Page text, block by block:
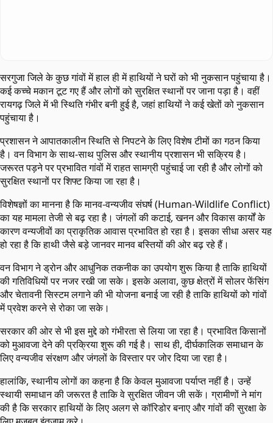
सरगुजा जिले के कुछ गांवों में हाल ही में हाथियों ने घरों को भी नुकसान पहुंचाया है।
कई कच्चे मकान टूट गए हैं और लोगों को सुरक्षित स्थानों पर जाना पड़ा है। वहीं
रायगढ़ जिले में भी स्थिति गंभीर बनी हुई है, जहां हाथियों ने कई खेतों को नुकसान
पहुंचाया है।
प्रशासन ने आपातकालीन स्थिति से निपटने के लिए विशेष टीमों का गठन किया
है। वन विभाग के साथ-साथ पुलिस और स्थानीय प्रशासन भी सक्रिय है।
जरूरत पड़ने पर प्रभावित गांवों में राहत सामग्री पहुंचाई जा रही है और लोगों को
सुरक्षित स्थानों पर शिफ्ट किया जा रहा है।
विशेषज्ञों का मानना है कि मानव-वन्यजीव संघर्ष (Human-Wildlife Conflict)
का यह मामला तेजी से बढ़ रहा है। जंगलों की कटाई, खनन और विकास कार्यों के
कारण वन्यजीवों का प्राकृतिक आवास प्रभावित हो रहा है। इसका सीधा असर यह
हो रहा है कि हाथी जैसे बड़े जानवर मानव बस्तियों की ओर बढ़ रहे हैं।
वन विभाग ने ड्रोन और आधुनिक तकनीक का उपयोग शुरू किया है ताकि हाथियों
की गतिविधियों पर नजर रखी जा सके। इसके अलावा, कुछ क्षेत्रों में सोलर फेंसिंग
और चेतावनी सिस्टम लगाने की भी योजना बनाई जा रही है ताकि हाथियों को गांवों
में प्रवेश करने से रोका जा सके।
सरकार की ओर से भी इस मुद्दे को गंभीरता से लिया जा रहा है। प्रभावित किसानों
को मुआवजा देने की प्रक्रिया शुरू की गई है। साथ ही, दीर्घकालिक समाधान के
लिए वन्यजीव संरक्षण और जंगलों के विस्तार पर जोर दिया जा रहा है।
हालांकि, स्थानीय लोगों का कहना है कि केवल मुआवजा पर्याप्त नहीं है। उन्हें
स्थायी समाधान की जरूरत है ताकि वे सुरक्षित जीवन जी सकें। ग्रामीणों ने मांग
की है कि सरकार हाथियों के लिए अलग से कॉरिडोर बनाए और गांवों की सुरक्षा के